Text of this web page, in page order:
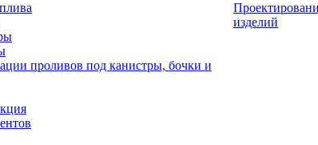
проливов под канистры, бочки и
изделий